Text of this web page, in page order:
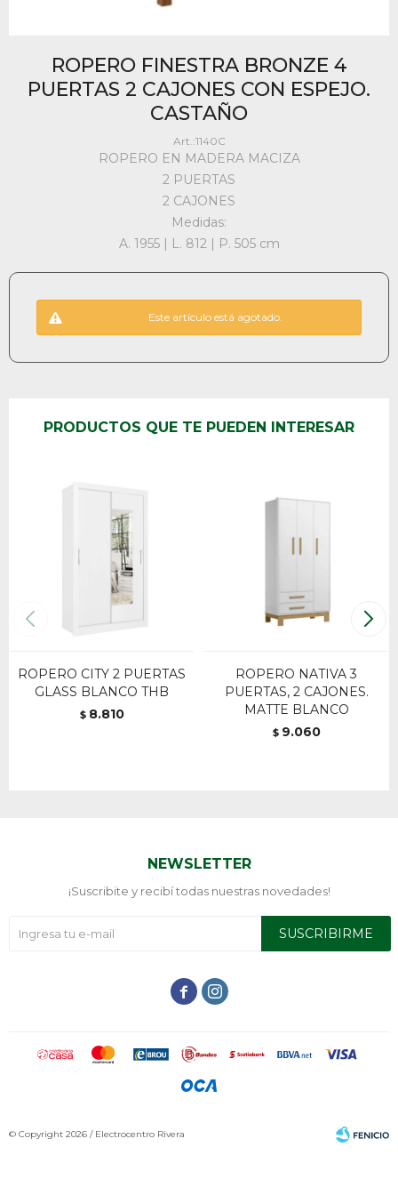
ROPERO FINESTRA BRONZE 4
PUERTAS 2 CAJONES CON ESPEJO.
CASTAÑO
1140C
ROPERO EN MADERA MACIZA
2 PUERTAS
2 CAJONES
Medidas:
A. 1955 | L. 812 | P. 505 cm
Este artículo está agotado.
PRODUCTOS QUE TE PUEDEN INTERESAR
ROPERO CITY 2 PUERTAS
GLASS BLANCO THB
$ 8.810
ROPERO NATIVA 3
PUERTAS, 2 CAJONES.
MATTE BLANCO
$ 9.060
NEWSLETTER
¡Suscribite y recibí todas nuestras novedades!
SUSCRIBIRME
 
© Copyright 2026 / Electrocentro Rivera